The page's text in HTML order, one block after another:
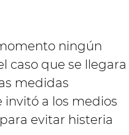
ningún
caso que se llegara
medidas
invitó a los medios
evitar histeria